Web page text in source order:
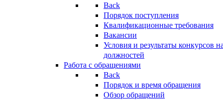
Back
Порядок поступления
Квалификационные требования
Вакансии
Условия и результаты конкурсов
должностей
Работа с обращениями
Back
Порядок и время обращения
Обзор обращений